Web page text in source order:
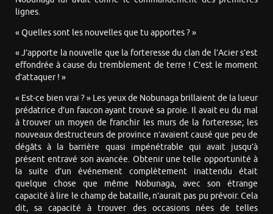
lignes.
« Quelles sont les nouvelles que tu apportes ? »
« J’apporte la nouvelle que la forteresse du clan de l’Acier s’est
effondrée à cause du tremblement de terre ! C’est le moment
d’attaquer ! »
« Est-ce bien vrai ? » Les yeux de Nobunaga brillaient de la lueur
prédatrice d’un faucon ayant trouvé sa proie. Il avait eu du mal
à trouver un moyen de franchir les murs de la forteresse; les
nouveaux destructeurs de province n’avaient causé que peu de
dégâts à la barrière quasi impénétrable qui avait jusqu’à
présent entravé son avancée. Obtenir une telle opportunité à
la suite d’un événement complètement inattendu était
quelque chose que même Nobunaga, avec son étrange
capacité à lire le champ de bataille, n’aurait pas pu prévoir. Cela
dit, sa capacité à trouver des occasions nées de telles